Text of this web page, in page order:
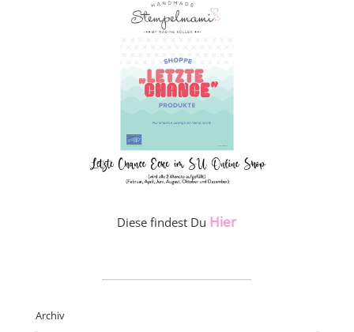
Diese findest Du Hier
Archiv